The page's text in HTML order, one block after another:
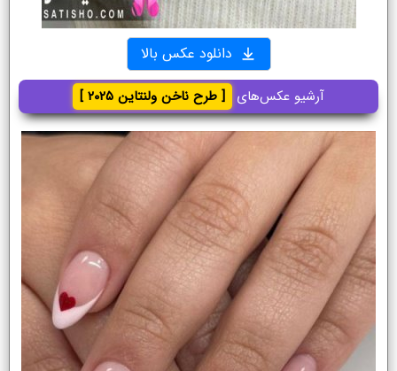
دانلود عکس بالا
آرشیو عکس‌های [ طرح ناخن ولنتاین ۲۰۲۵ ]